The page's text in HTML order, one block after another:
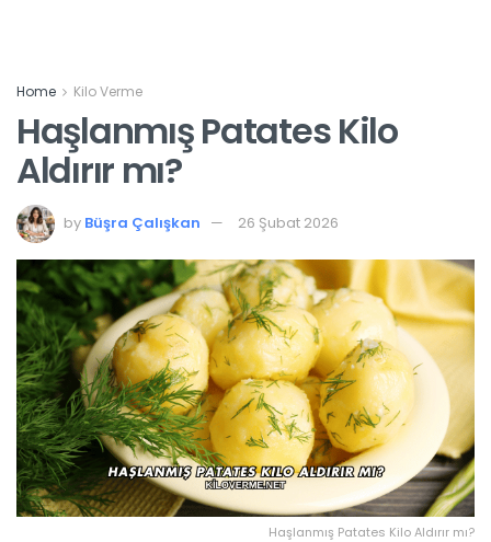
Home Kilo Verme
Haşlanmış Patates Kilo
Aldırır mı?
by Büşra Çalışkan 26 Şubat 2026
Haşlanmış Patates Kilo Aldırır mı?